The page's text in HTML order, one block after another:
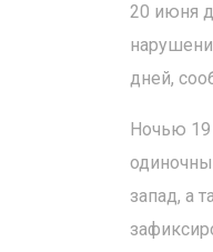
20 июня
дней,
Ночью 19
запад, а